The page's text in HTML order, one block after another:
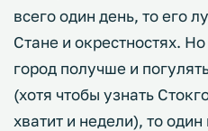
всего один день, то его
Стане и окрестностях.
город получше и
(хотя чтобы узнать
хватит и недели), то